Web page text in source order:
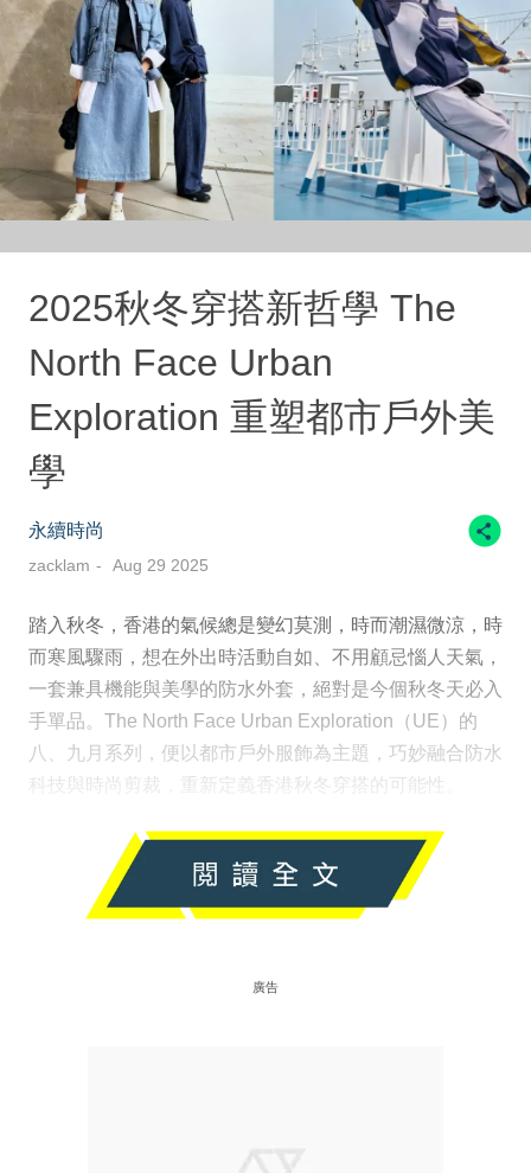
2025秋冬穿搭新哲學 The
North Face Urban
Exploration 重塑都市戶外美
學
永續時尚
zacklam Aug 29 2025
踏入秋冬，香港的氣候總是變幻莫測，時而潮濕微涼，時
而寒風驟雨，想在外出時活動自如、不用顧忌惱人天氣，
一套兼具機能與美學的防水外套，絕對是今個秋冬天必入
手單品。The North Face Urban Exploration（UE）的
八、九月系列，便以都市戶外服飾為主題，巧妙融合防水
科技與時尚剪裁，重新定義香港秋冬穿搭的可能性。
廣告